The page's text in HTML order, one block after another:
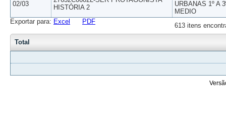
02/03
HISTÓRIA 2
URBANAS 1º A
MEDIO
613 itens
Exportar para: Excel PDF
Total